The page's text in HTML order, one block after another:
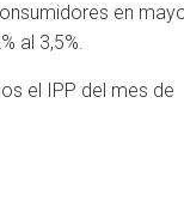
en
al 3,5%.
el IPP del mes de